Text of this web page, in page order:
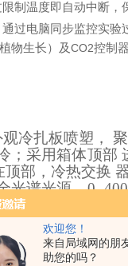
欢迎您！
来自局域网的朋
助您的吗？
制温度即自动中断，
过电脑同步监控实验
物生长）及CO2控制
冷扎板喷塑，
；采用箱体顶部
部，冷热交换
光谱光源，0-
度计测量，从
晶元芯片组成，
源板尺寸